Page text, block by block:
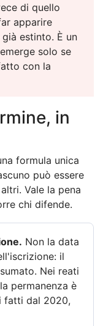
di quello
apparire
estinto. È un
solo se
con la
in
formula unica
può essere
Vale la pena
chi difende.
Non la data
il
Nei reati
permanenza è
fatti dal 2020,